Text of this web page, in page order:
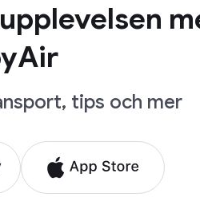
tips och mer